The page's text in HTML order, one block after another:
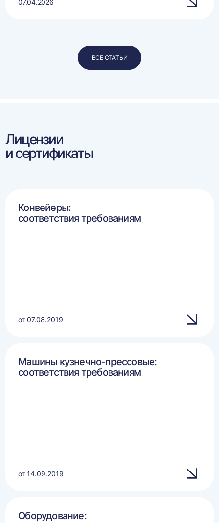
07.04.2026
ВСЕ СТАТЬИ
Лицензии
и сертификаты
Конвейеры:
соответствия требованиям
от 07.08.2019
Машины кузнечно-прессовые:
соответствия требованиям
от 14.09.2019
Оборудование: